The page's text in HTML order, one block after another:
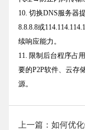
10. 切换DNS服务器
8.8.8.8或
续响应能力。
11. 限制后台程序占
要的P2P软件、云存
源。
上一篇：如何优